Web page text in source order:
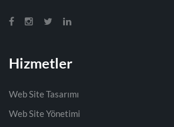
Hizmetler
Web Site Tasarımı
Web Site Yönetimi